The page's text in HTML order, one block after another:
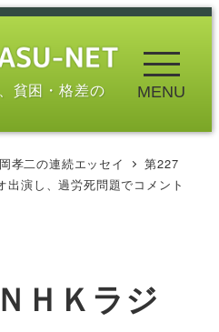
貧困・格差の MENU
孝二の連続エッセイ
第227
演し、過労死問題でコメント
ＨＫラジ